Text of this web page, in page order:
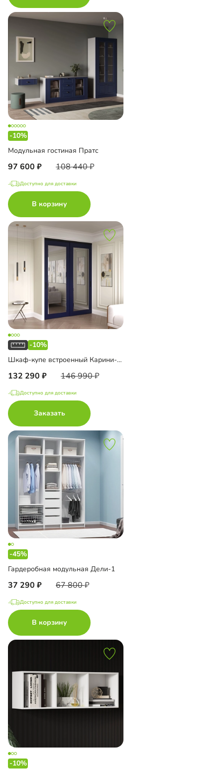
-10%
Модульная гостиная Пратс
97 600 108 440
Доступно для доставки
В корзину
-10%
Шкаф-купе встроенный Карини-2-2
132 290 146 990
Доступно для доставки
Заказать
-45%
Гардеробная модульная Дели-1
37 290 67 800
Доступно для доставки
В корзину
-10%